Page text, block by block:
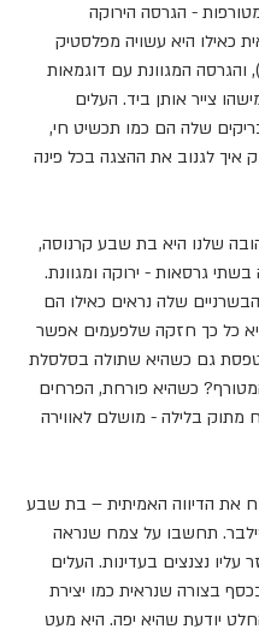
- הגרסה הירוקה
כאילו היא עשויה מפלסטיק
המגוונת עם דוגמאות
צייר אותן ביד. העלים
שלה הם כמו תכשיט חי,
איך לגנוב את ההצגה בכל פינה
שלנו היא בת שבע קרנוסה,
גרסאות - ירוקה ומגוונת.
שלה נראים כאילו הם
כל כך חזקה שלפעמים אפשר
גם כשהיא שתולה בסלסלת
כשהיא פורחת, הפרחים
מתוק בלילה - מושלם לאווירה
את הדיווה האמיתית – בת שבע
תחשבו על צמח שנראה
עליו נצנצים בעדינות. העלים
בצורה שנראית כמו יצירת
יודעת שהיא יפה. היא מעט